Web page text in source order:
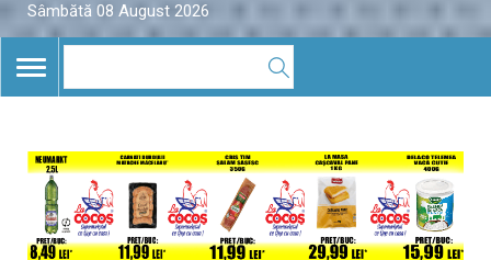
Sâmbătă 08 August 2026
TOGGLE
NAVIGATION